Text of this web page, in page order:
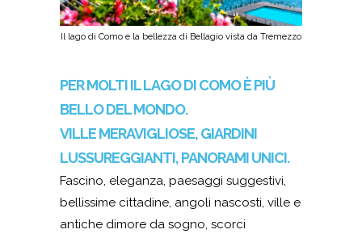
Il lago di Como e la bellezza di Bellagio vista da Tremezzo
PER MOLTI IL LAGO DI COMO È PIÙ
BELLO DEL MONDO.
VILLE MERAVIGLIOSE, GIARDINI
LUSSUREGGIANTI, PANORAMI UNICI.
Fascino, eleganza, paesaggi suggestivi,
bellissime cittadine, angoli nascosti, ville e
antiche dimore da sogno, scorci